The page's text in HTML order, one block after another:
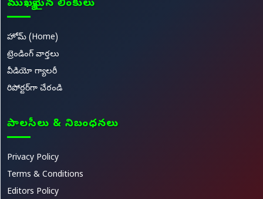
ముఖ్యమైన లింకులు
హోమ్ (Home)
ట్రెండింగ్ వార్తలు
వీడియో గ్యాలరీ
రిపోర్టర్‌గా చేరండి
పాలసీలు & నిబంధనలు
Privacy Policy
Terms & Conditions
Editors Policy